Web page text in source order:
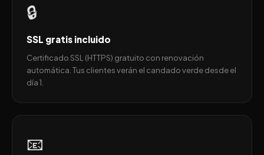
🔒
SSL gratis incluido
Certificado SSL (HTTPS) gratuito con renovación
automática. Tus clientes verán el candado verde desde el
día 1.
📧